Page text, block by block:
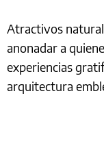
Atractivos
anonadar a
experiencias
arquitectura